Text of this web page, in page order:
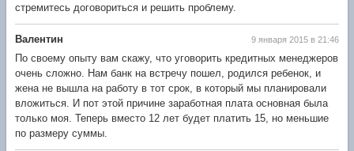
стремитесь договориться и решить проблему.
9 января 2015 в 21:46
Валентин
По своему опыту вам скажу, что уговорить кредитных менеджеров
очень сложно. Нам банк на встречу пошел, родился ребенок, и
жена не вышла на работу в тот срок, в который мы планировали
вложиться. И пот этой причине заработная плата основная была
только моя. Теперь вместо 12 лет будет платить 15, но меньшие
по размеру суммы.